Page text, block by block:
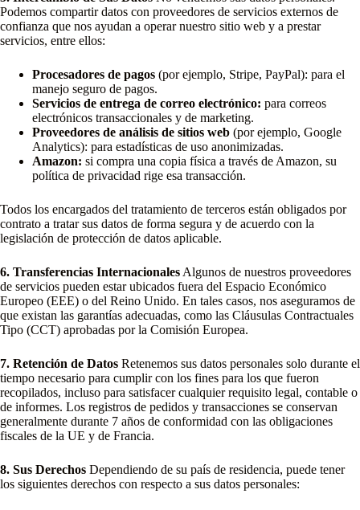
Podemos compartir datos con proveedores de servicios externos de
confianza que nos ayudan a operar nuestro sitio web y a prestar
servicios, entre ellos:
Procesadores de pagos (por ejemplo, Stripe, PayPal): para el
manejo seguro de pagos.
Servicios de entrega de correo electrónico: para correos
electrónicos transaccionales y de marketing.
Proveedores de análisis de sitios web (por ejemplo, Google
Analytics): para estadísticas de uso anonimizadas.
Amazon: si compra una copia física a través de Amazon, su
política de privacidad rige esa transacción.
Todos los encargados del tratamiento de terceros están obligados por
contrato a tratar sus datos de forma segura y de acuerdo con la
legislación de protección de datos aplicable.
6. Transferencias Internacionales Algunos de nuestros proveedores
de servicios pueden estar ubicados fuera del Espacio Económico
Europeo (EEE) o del Reino Unido. En tales casos, nos aseguramos de
que existan las garantías adecuadas, como las Cláusulas Contractuales
Tipo (CCT) aprobadas por la Comisión Europea.
7. Retención de Datos Retenemos sus datos personales solo durante el
tiempo necesario para cumplir con los fines para los que fueron
recopilados, incluso para satisfacer cualquier requisito legal, contable o
de informes. Los registros de pedidos y transacciones se conservan
generalmente durante 7 años de conformidad con las obligaciones
fiscales de la UE y de Francia.
8. Sus Derechos Dependiendo de su país de residencia, puede tener
los siguientes derechos con respecto a sus datos personales: